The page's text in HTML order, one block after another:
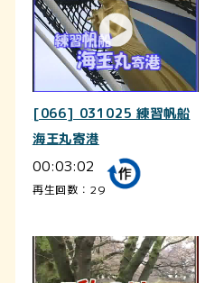
[066] 031025 練習帆船
海王丸寄港
00:03:02
再生回数：29